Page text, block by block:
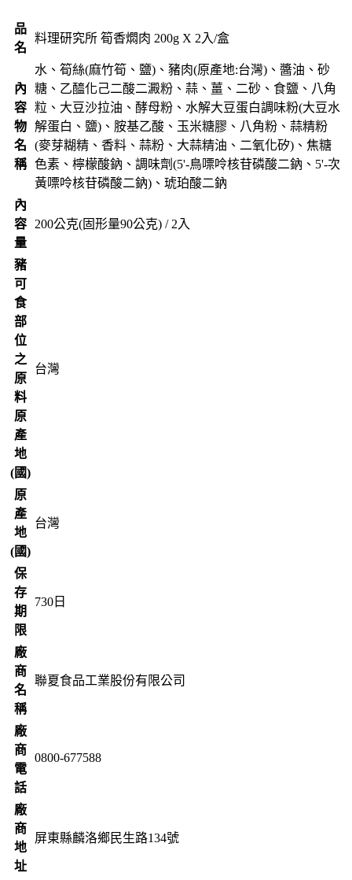
品
名
料理研究所 筍香燜肉 200g X 2入/盒
內
容
物
名
稱
水、筍絲(麻竹筍、鹽)、豬肉(原產地:台灣)、醬油、砂
糖、乙醯化己二酸二澱粉、蒜、薑、二砂、食鹽、八角
粒、大豆沙拉油、酵母粉、水解大豆蛋白調味粉(大豆水
解蛋白、鹽)、胺基乙酸、玉米糖膠、八角粉、蒜精粉
(麥芽糊精、香料、蒜粉、大蒜精油、二氧化矽)、焦糖
色素、檸檬酸鈉、調味劑(5'-鳥嘌呤核苷磷酸二鈉、5'-次
黃嘌呤核苷磷酸二鈉)、琥珀酸二鈉
內
容
量
200公克(固形量90公克) / 2入
豬
可
食
部
位
之
原
料
原
產
地
(國)
台灣
原
產
地
(國)
台灣
保
存
期
限
730 日
廠
商
名
稱
聯夏食品工業股份有限公司
廠
商
電
話
0800-677588
廠
商
地
址
屏東縣麟洛鄉民生路134號